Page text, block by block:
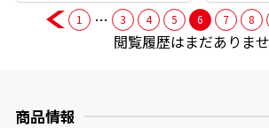
1 … 3 4 5 6 7 8
閲覧履歴はまだありま
商品情報